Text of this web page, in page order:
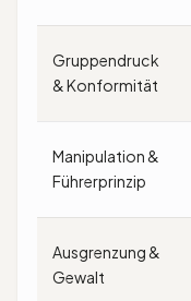
Gruppendruck
& Konformität
Manipulation &
Führerprinzip
Ausgrenzung &
Gewalt